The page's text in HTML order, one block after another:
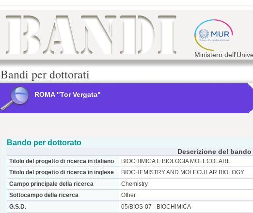
Ministero
Bandi per dottorati
ROMA "Tor Vergata"
Bando per dottorato
Descrizione del bando
Titolo del progetto di ricerca in italiano
BIOCHIMICA E BIOLOGIA MOLECOLARE
Titolo del progetto di ricerca in inglese
BIOCHEMISTRY AND MOLECULAR BIOLOGY
Campo principale della ricerca
Chemistry
Sottocampo della ricerca
Other
G.S.D.
05/BIOS-07 - BIOCHIMICA